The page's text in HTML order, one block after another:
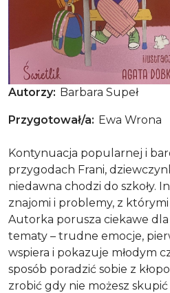
Uwaga, uwaga
Autorzy Barbara Supeł
Przygotował/a Ewa Wrona
Kontynuacja popularnej i
przygodach Frani,
niedawna chodzi do szkoły.
znajomi i problemy, z
Autorka porusza ciekawe
tematy – trudne emocje,
wspiera i pokazuje młodym
sposób poradzić sobie z
zrobić gdy nie możesz